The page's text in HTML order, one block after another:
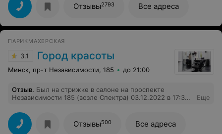
Отзывы2793 Все адреса
ПАРИКМАХЕРСКАЯ
3.1 Город красоты
Минск, пр-т Независимости, 185 до 21:00
Отзыв. Был на стрижке в салоне на проспекте
Независимости 185 (возле Спектра) 03.12.2022 в 17:30.
работала возле окна. К стрижке вопросов нет, но вот к
отношению к своей работе и к клиенту - тут есть что
рассказать. Мастер пришла после перекура, поэтому
Еще
Отзывы500 Все адреса